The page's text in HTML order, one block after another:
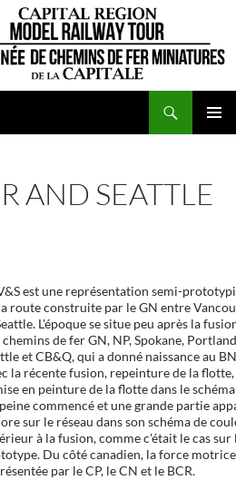
AND SEATTLE
est une représentation semi-
route construite par le GN entre
L'époque se situe peu après la
chemins de fer GN, NP, Spokane,
et CB&Q, qui a donné naissance au
la récente fusion, repeinture de la
en peinture de la flotte dans le
commencé et une grande partie
sur le réseau dans son schéma de
à la fusion, comme c'était le cas sur
Du côté canadien, la force
par le CP, le CN et le BCR.